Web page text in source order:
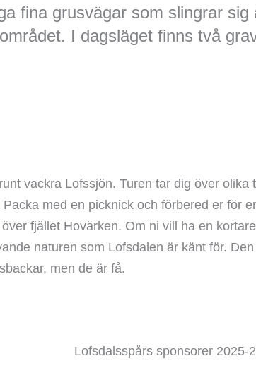
fina grusvägar som slingrar
I dagsläget finns två
vackra Lofssjön. Turen tar dig över
med en picknick och förbered er för
fjället Hovärken. Om ni vill ha en
naturen som Lofsdalen är känt för.
men de är få.